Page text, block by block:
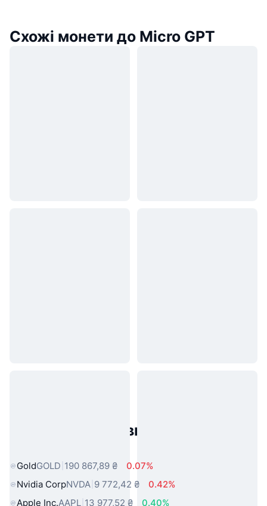
Схожі монети до Micro GPT
Популярні активи реального
GoldGOLD 190 867,89 ₴
0.07%
Nvidia CorpNVDA 9 772,42 ₴
0.42%
Apple Inc.AAPL 13 977,52 ₴ 0.40%